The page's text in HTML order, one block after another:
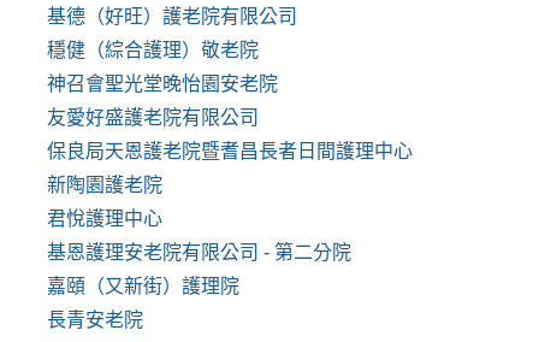
基德（好旺）護老院有限公司
穩健（綜合護理）敬老院
神召會聖光堂晚怡園安老院
友愛好盛護老院有限公司
保良局天恩護老院暨耆昌長者日間護理中心
新陶園護老院
君悅護理中心
基恩護理安老院有限公司 - 第二分院
嘉頤（又新街）護理院
長青安老院